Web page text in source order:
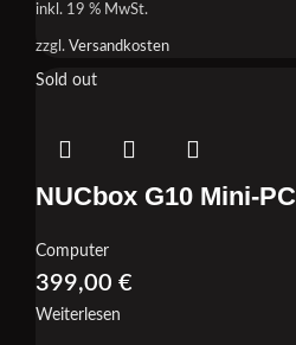
inkl. 19 % MwSt.
zzgl. Versandkosten
Sold out
NUCbox G10 Mini-PC
Computer
399,00 €
Weiterlesen